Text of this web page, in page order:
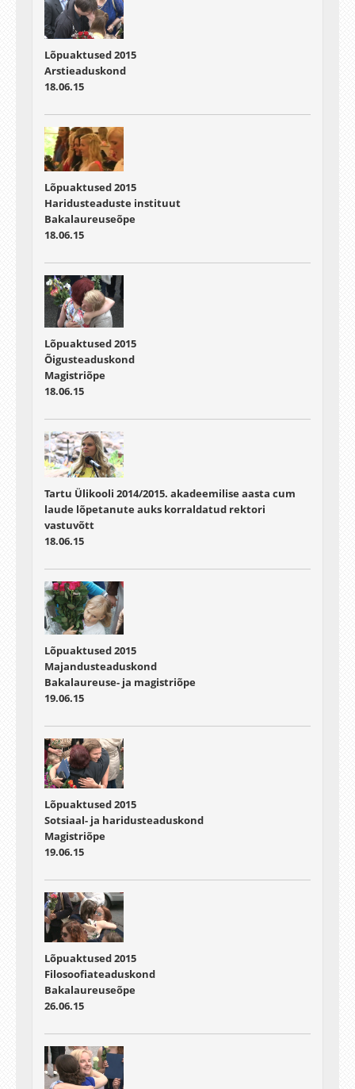
Lõpuaktused 2015
Arstieaduskond
18.06.15
Lõpuaktused 2015
Haridusteaduste instituut
Bakalaureuseõpe
18.06.15
Lõpuaktused 2015
Õigusteaduskond
Magistriõpe
18.06.15
Tartu Ülikooli 2014/2015. akadeemilise aasta cum
laude lõpetanute auks korraldatud rektori
vastuvõtt
18.06.15
Lõpuaktused 2015
Majandusteaduskond
Bakalaureuse- ja magistriõpe
19.06.15
Lõpuaktused 2015
Sotsiaal- ja haridusteaduskond
Magistriõpe
19.06.15
Lõpuaktused 2015
Filosoofiateaduskond
Bakalaureuseõpe
26.06.15